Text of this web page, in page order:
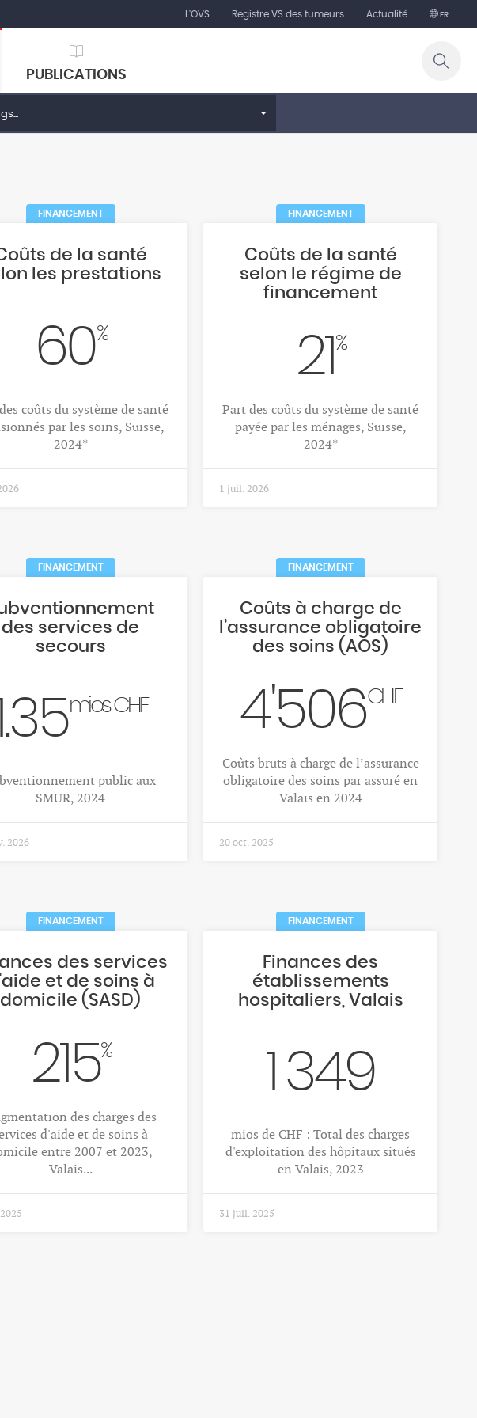
L'OVS Registre VS des tumeurs Actualité FR
PUBLICATIONS
FINANCEMENT
de la santé
les prestations
60%
coûts du système de santé
par les soins, Suisse,
2024*
FINANCEMENT
Coûts de la santé
selon le régime de
financement
21 %
Part des coûts du système de santé
payée par les ménages, Suisse,
2024*
1 juil. 2026
FINANCEMENT
des services de
secours
1.35mios CHF
public aux
SMUR, 2024
2026
FINANCEMENT
Coûts à charge de
l’assurance obligatoire
des soins (AOS)
4'506CHF
Coûts bruts à charge de l’assurance
obligatoire des soins par assuré en
Valais en 2024
20 oct. 2025
FINANCEMENT
des services
et de soins à
domicile (SASD)
215%
des charges des
d'aide et de soins à
entre 2007 et 2023,
Valais...
FINANCEMENT
Finances des
établissements
hospitaliers, Valais
1 349
mios de CHF : Total des charges
d'exploitation des hôpitaux situés
en Valais, 2023
31 juil. 2025